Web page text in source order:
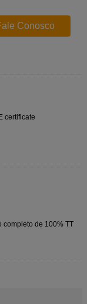
Conosco
certificate
completo de 100% TT